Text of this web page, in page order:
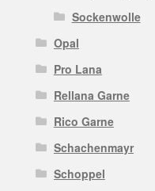
Sockenwolle
Opal
Pro Lana
Rellana Garne
Rico Garne
Schachenmayr
Schoppel